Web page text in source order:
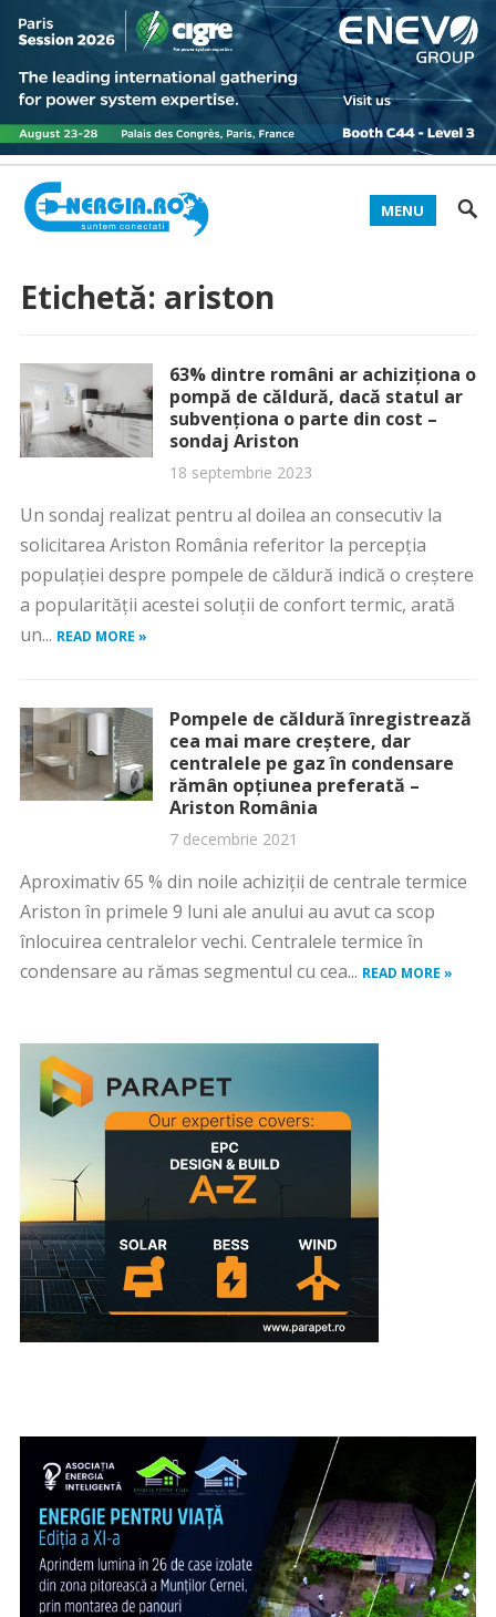
MENU
Etichetă: ariston
63% dintre români ar achiziționa o
pompă de căldură, dacă statul ar
subvenționa o parte din cost –
sondaj Ariston
18 septembrie 2023
Un sondaj realizat pentru al doilea an consecutiv la
solicitarea Ariston România referitor la percepția
populației despre pompele de căldură indică o creștere
a popularității acestei soluţii de confort termic, arată
un... READ MORE »
Pompele de căldură înregistrează
cea mai mare creștere, dar
centralele pe gaz în condensare
rămân opțiunea preferată –
Ariston România
7 decembrie 2021
Aproximativ 65 % din noile achiziții de centrale termice
Ariston în primele 9 luni ale anului au avut ca scop
înlocuirea centralelor vechi. Centralele termice în
condensare au rămas segmentul cu cea... READ MORE »